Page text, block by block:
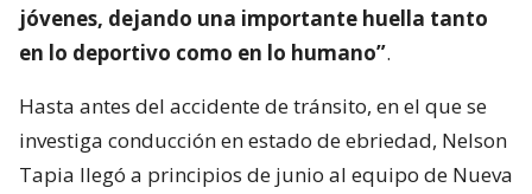
jóvenes, dejando una importante huella tanto
en lo deportivo como en lo humano”.
Hasta antes del accidente de tránsito, en el que se
investiga conducción en estado de ebriedad, Nelson
Tapia llegó a principios de junio al equipo de Nueva